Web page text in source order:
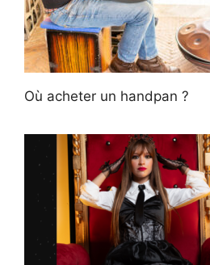
Où acheter un handpan ?